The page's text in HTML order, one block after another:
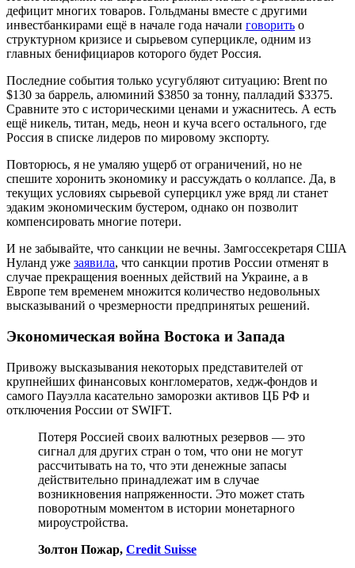
дефицит многих товаров. Гольдманы вместе с другими
инвестбанкирами ещё в начале года начали говорить о
структурном кризисе и сырьевом суперцикле, одним из
главных бенифициаров которого будет Россия.
Последние события только усугубляют ситуацию: Brent по
$130 за баррель, алюминий $3850 за тонну, палладий $3375.
Сравните это с историческими ценами и ужаснитесь. А есть
ещё никель, титан, медь, неон и куча всего остального, где
Россия в списке лидеров по мировому экспорту.
Повторюсь, я не умаляю ущерб от ограничений, но не
спешите хоронить экономику и рассуждать о коллапсе. Да, в
текущих условиях сырьевой суперцикл уже вряд ли станет
эдаким экономическим бустером, однако он позволит
компенсировать многие потери.
И не забывайте, что санкции не вечны. Замгоссекретаря США
Нуланд уже заявила, что санкции против России отменят в
случае прекращения военных действий на Украине, а в
Европе тем временем множится количество недовольных
высказываний о чрезмерности предпринятых решений.
Экономическая война Востока и Запада
Привожу высказывания некоторых представителей от
крупнейших финансовых конгломератов, хедж-фондов и
самого Пауэлла касательно заморозки активов ЦБ РФ и
отключения России от SWIFT.
Потеря Россией своих валютных резервов — это
сигнал для других стран о том, что они не могут
рассчитывать на то, что эти денежные запасы
действительно принадлежат им в случае
возникновения напряженности. Это может стать
поворотным моментом в истории монетарного
мироустройства.
Золтон Пожар, Credit Suisse